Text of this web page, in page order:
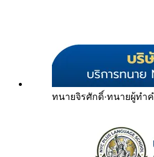
ทนายจิรศักดิ์·ทนายผู้ทำ